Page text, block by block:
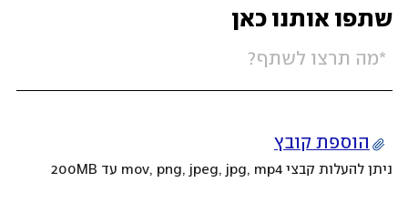
שתפו אותנו כאן
הוספת קובץ
ניתן להעלות קבצי mov, png, jpeg, jpg, mp4 עד 200MB